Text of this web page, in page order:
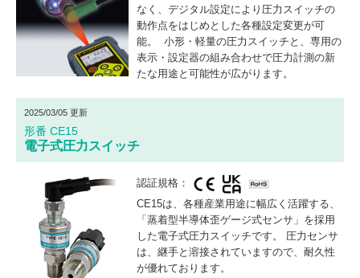
なく、デジタル設定により圧力スイッチの
動作点をはじめとした各種設定変更が可
能。 小形・軽量の圧力スイッチと、専用の
表示・設定器の組み合わせで圧力計測の新
たな用途と可能性が広がります。
2025/03/05 更新
形番 CE15
電子式圧力スイッチ
認証規格：
CE15は、各種産業用途に幅広く活躍する、
「蒸着型半導体歪ゲージ式センサ」を採用
した電子式圧力スイッチです。 圧力センサ
は、継手と溶接されていますので、耐久性
が優れております。